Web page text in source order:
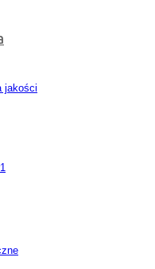
jakości